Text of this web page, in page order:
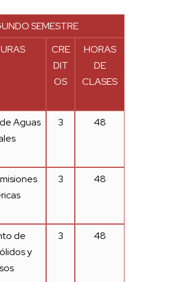
SEMESTRE
CRE
DIT
OS
HORAS
DE
CLASES
Aguas
3 48
3 48
de
y
3 48